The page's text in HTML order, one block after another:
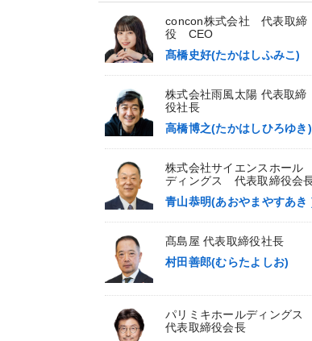
concon株式会社 代表取締
役 CEO
髙橋史好(たかはしふみこ)
株式会社雨風太陽 代表取締
役社長
高橋博之(たかはしひろゆき)
株式会社サイエンスホール
ディングス 代表取締役会
青山恭明(あおやまやすあき
髙島屋 代表取締役社長
村田善郎(むらたよしお)
パリミキホールディングス
代表取締役会長